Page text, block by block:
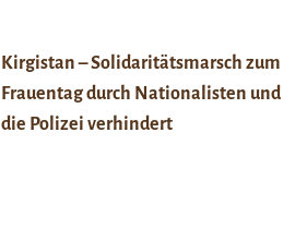
Kirgistan – Solidaritätsmarsch zum
Frauentag durch Nationalisten und
die Polizei verhindert